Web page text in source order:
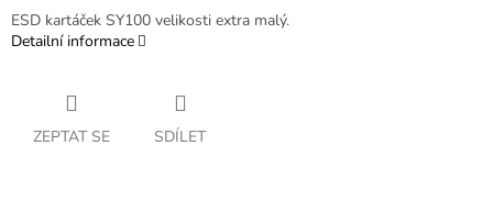
ESD kartáček SY100 velikosti extra malý.
Detailní informace
ZEPTAT SE SDÍLET